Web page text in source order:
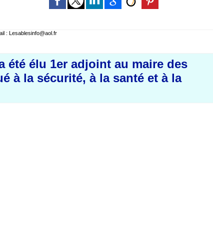
: Lesablesinfo@aol.fr
été élu 1er adjoint au maire des
à la sécurité, à la santé et à la